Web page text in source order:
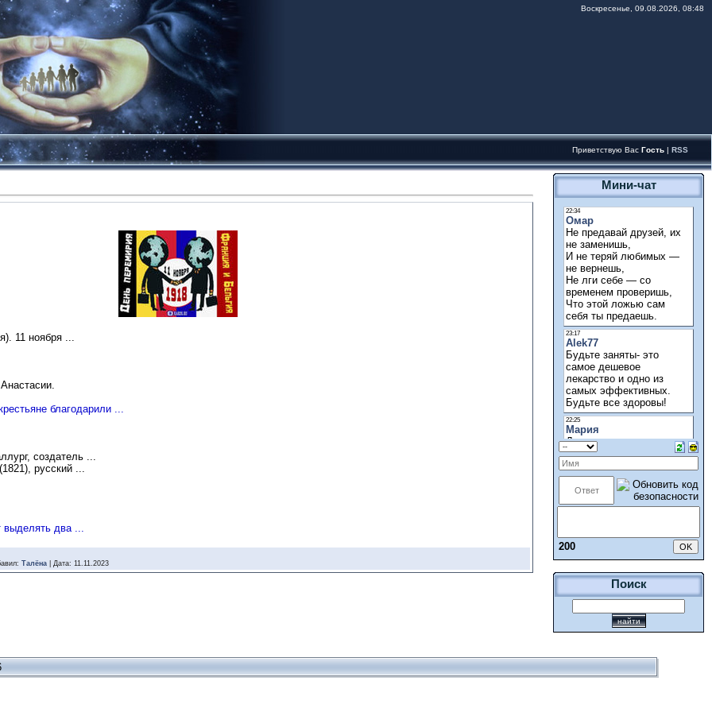
Воскресенье, 09.08.2026, 08:48
Приветствую Вас Гость | RSS
11 ноября ...
благодарили ...
создатель ...
(1821), русский ...
два ...
Талёна Дата: 11.11.2023
Мини-чат
200
Поиск